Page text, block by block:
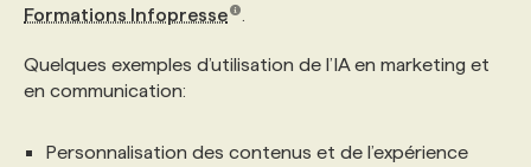
Formations Infopresse
Quelques exemples d’utilisation de l’IA en marketing et
en communication:
Personnalisation des contenus et de l’expérience